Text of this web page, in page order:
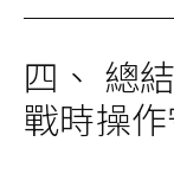
四、 總
戰時操